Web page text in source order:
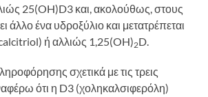
25(OH)D3 και, ακολούθως, στους
άλλο ένα υδροξύλιο και μετατρέπεται
ή αλλιώς 1,25(OH)2D.
σχετικά με τις τρεις
ότι η D3 (χοληκαλσιφερόλη)